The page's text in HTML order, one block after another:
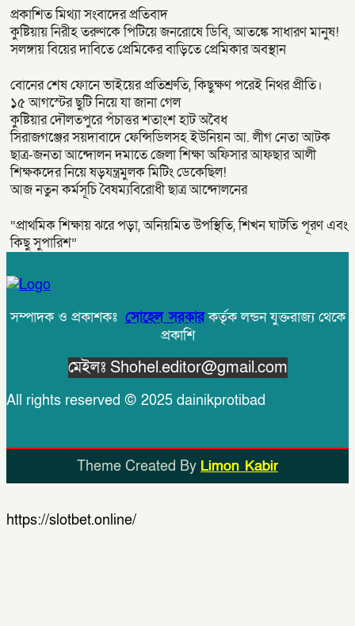
প্রকাশিত মিথ্যা সংবাদের প্রতিবাদ
কুষ্টিয়ায় নিরীহ তরুণকে পিটিয়ে জনরোষে ডিবি, আতঙ্কে সাধারণ মানুষ!
সলঙ্গায় বিয়ের দাবিতে প্রেমিকের বাড়িতে প্রেমিকার অবস্থান
বোনের শেষ ফোনে ভাইয়ের প্রতিশ্রুতি, কিছুক্ষণ পরেই নিথর প্রীতি।
১৫ আগস্টের ছুটি নিয়ে যা জানা গেল
কুষ্টিয়ার দৌলতপুরে পঁচাত্তর শতাংশ হাট অবৈধ
সিরাজগঞ্জের সয়দাবাদে ফেন্সিডিলসহ ইউনিয়ন আ. লীগ নেতা আটক
ছাত্র-জনতা আন্দোলন দমাতে জেলা শিক্ষা অফিসার আফছার আলী
শিক্ষকদের নিয়ে ষড়যন্ত্রমুলক মিটিং ডেকেছিল!
আজ নতুন কর্মসূচি বৈষম্যবিরোধী ছাত্র আন্দোলনের
“প্রাথমিক শিক্ষায় ঝরে পড়া, অনিয়মিত উপস্থিতি, শিখন ঘাটতি পূরণ এবং
কিছু সুপারিশ”
সম্পাদক ও প্রকাশকঃ সোহেল সরকারকর্তৃক লন্ডন যুক্তরাজ্য থেকে
প্রকাশি
মেইলঃ Shohel.editor@gmail.com
All rights reserved © 2025 dainikprotibad
Theme Created By Limon Kabir
https://slotbet.online/